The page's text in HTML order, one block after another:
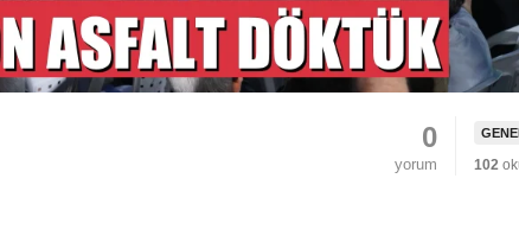
102
0
yorum